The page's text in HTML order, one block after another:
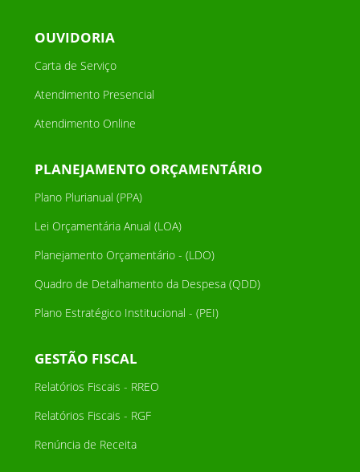
OUVIDORIA
Carta de Serviço
Atendimento Presencial
Atendimento Online
PLANEJAMENTO ORÇAMENTÁRIO
Plano Plurianual (PPA)
Lei Orçamentária Anual (LOA)
Planejamento Orçamentário - (LDO)
Quadro de Detalhamento da Despesa (QDD)
Plano Estratégico Institucional - (PEI)
GESTÃO FISCAL
Relatórios Fiscais - RREO
Relatórios Fiscais - RGF
Renúncia de Receita